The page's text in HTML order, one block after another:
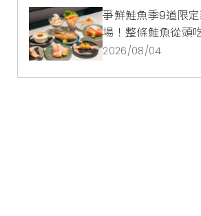
爭鮮鮭魚季9道限
場！整條鮭魚從頭
甜鮭魚卵霜淇淋開
2026/08/04